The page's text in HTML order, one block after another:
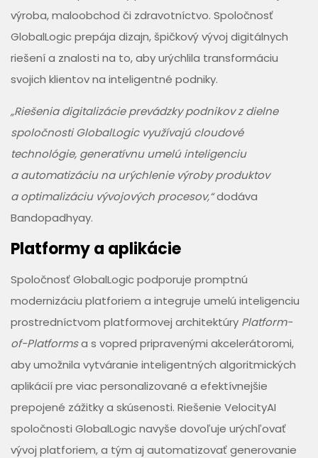
výroba, maloobchod či zdravotníctvo. Spoločnosť
GlobalLogic prepája dizajn, špičkový vývoj digitálnych
riešení a znalosti na to, aby urýchlila transformáciu
svojich klientov na inteligentné podniky.
„Riešenia digitalizácie prevádzky podnikov z dielne
spoločnosti GlobalLogic využívajú cloudové
technológie, generatívnu umelú inteligenciu
a automatizáciu na urýchlenie výroby produktov
a optimalizáciu vývojových procesov,“dodáva
Bandopadhyay.
Platformy a aplikácie
Spoločnosť GlobalLogic podporuje promptnú
modernizáciu platforiem a integruje umelú inteligenciu
prostredníctvom platformovej architektúry Platform-
of-Platformsa s vopred pripravenými akcelerátoromi,
aby umožnila vytváranie inteligentných algoritmických
aplikácií pre viac personalizované a efektívnejšie
prepojené zážitky a skúsenosti. Riešenie VelocityAI
spoločnosti GlobalLogic navyše dovoľuje urýchľovať
vývoj platforiem, a tým aj automatizovať generovanie